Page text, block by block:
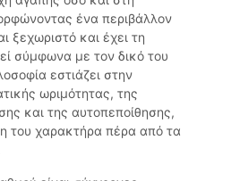
ένα περιβάλλον
ξεχωριστό και έχει τη
σύμφωνα με τον δικό του
εστιάζει στην
ωριμότητας, της
και της αυτοπεποίθησης,
του χαρακτήρα πέρα από τα